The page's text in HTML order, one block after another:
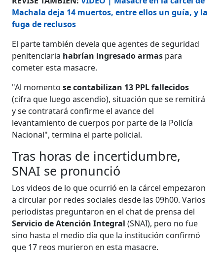
Machala deja 14 muertos, entre ellos un guía, y la
fuga de reclusos
El parte también devela que agentes de seguridad
penitenciaria habrían ingresado armas para
cometer esta masacre.
"Al momentose contabilizan 13 PPL fallecidos
(cifra que luego ascendio), situación que se remitirá
y se contratará confirme el avance del
levantamiento de cuerpos por parte de la Policía
Nacional", termina el parte policial.
Tras horas de incertidumbre,
SNAI se pronunció
Los videos de lo que ocurrió en la cárcel empezaron
a circular por redes sociales desde las 09h00. Varios
periodistas preguntaron en el chat de prensa del
Servicio de Atención Integral (SNAI), pero no fue
sino hasta el medio día que la institución confirmó
que 17 reos murieron en esta masacre.